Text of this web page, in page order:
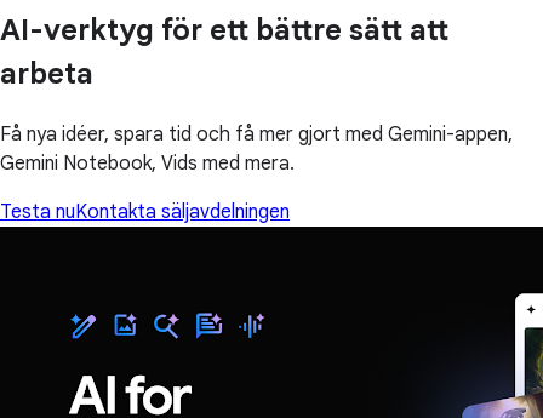
AI-verktyg för ett bättre sätt att
arbeta
Få nya idéer, spara tid och få mer gjort med Gemini-appen,
Gemini Notebook, Vids med mera.
Testa nuKontakta säljavdelningen